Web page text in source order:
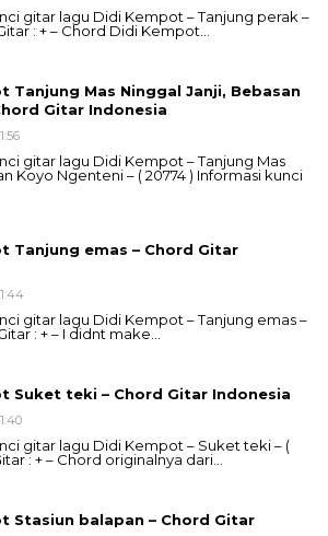
gitar lagu Didi Kempot – Tanjung perak –
: + – Chord Didi Kempot…
Tanjung Mas Ninggal Janji, Bebasan
Gitar Indonesia
gitar lagu Didi Kempot – Tanjung Mas
Koyo Ngenteni – ( 20774 ) Informasi kunci
Tanjung emas – Chord Gitar
gitar lagu Didi Kempot – Tanjung emas –
: + – I didnt make…
Suket teki – Chord Gitar Indonesia
gitar lagu Didi Kempot – Suket teki – (
: + – Chord originalnya dari…
Stasiun balapan – Chord Gitar